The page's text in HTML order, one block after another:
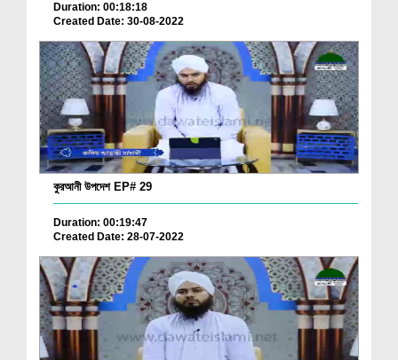
Duration: 00:18:18
Created Date: 30-08-2022
কুরআনী উপদেশ EP# 29
Duration: 00:19:47
Created Date: 28-07-2022